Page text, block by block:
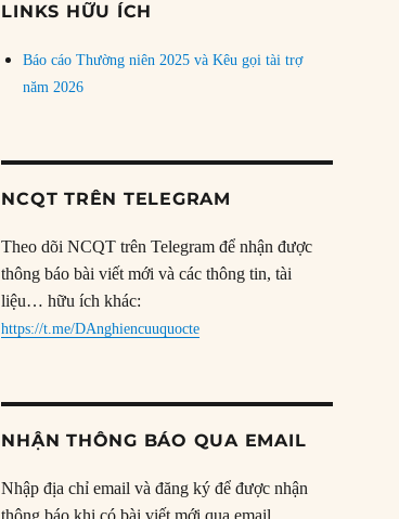
LINKS HỮU ÍCH
Báo cáo Thường niên 2025 và Kêu gọi tài trợ
năm 2026
NCQT TRÊN TELEGRAM
Theo dõi NCQT trên Telegram để nhận được
thông báo bài viết mới và các thông tin, tài
liệu… hữu ích khác:
https://t.me/DAnghiencuuquocte
NHẬN THÔNG BÁO QUA EMAIL
Nhập địa chỉ email và đăng ký để được nhận